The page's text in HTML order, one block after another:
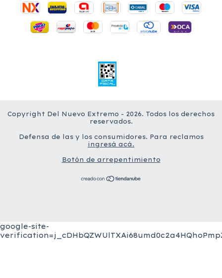
Copyright Del Nuevo Extremo - 2026. Todos los derechos
reservados.
Defensa de las y los consumidores. Para reclamos
ingresá acá.
Botón de arrepentimiento
google-site-